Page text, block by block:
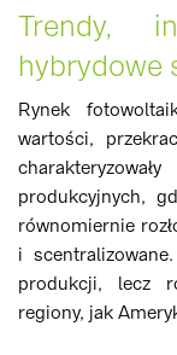
Trendy,
hybrydowe
Rynek
wartości,
produkcyjnych,
równomiernie
i
produkcji, lecz
regiony, jak